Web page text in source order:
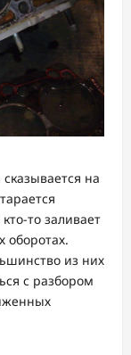
на
то заливает
оборотах.
из них
с разбором